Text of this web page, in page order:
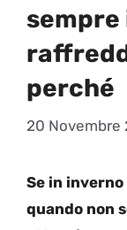
sempre
perché
20 Novembre
Se in
quando non